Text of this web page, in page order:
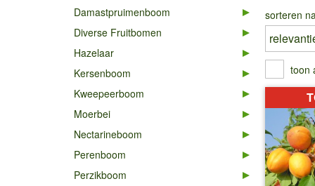
sorteren
toon
Damastpruimenboom
Diverse Fruitbomen
Hazelaar
Kersenboom
Kweepeerboom
Moerbei
Nectarineboom
Perenboom
Perzikboom